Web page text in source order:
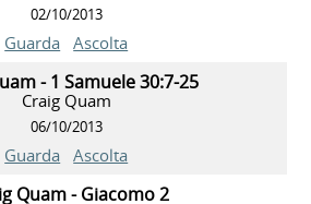
02/10/2013
Guarda Ascolta
- 1 Samuele 30:7-25
Craig Quam
06/10/2013
Guarda Ascolta
Quam - Giacomo 2